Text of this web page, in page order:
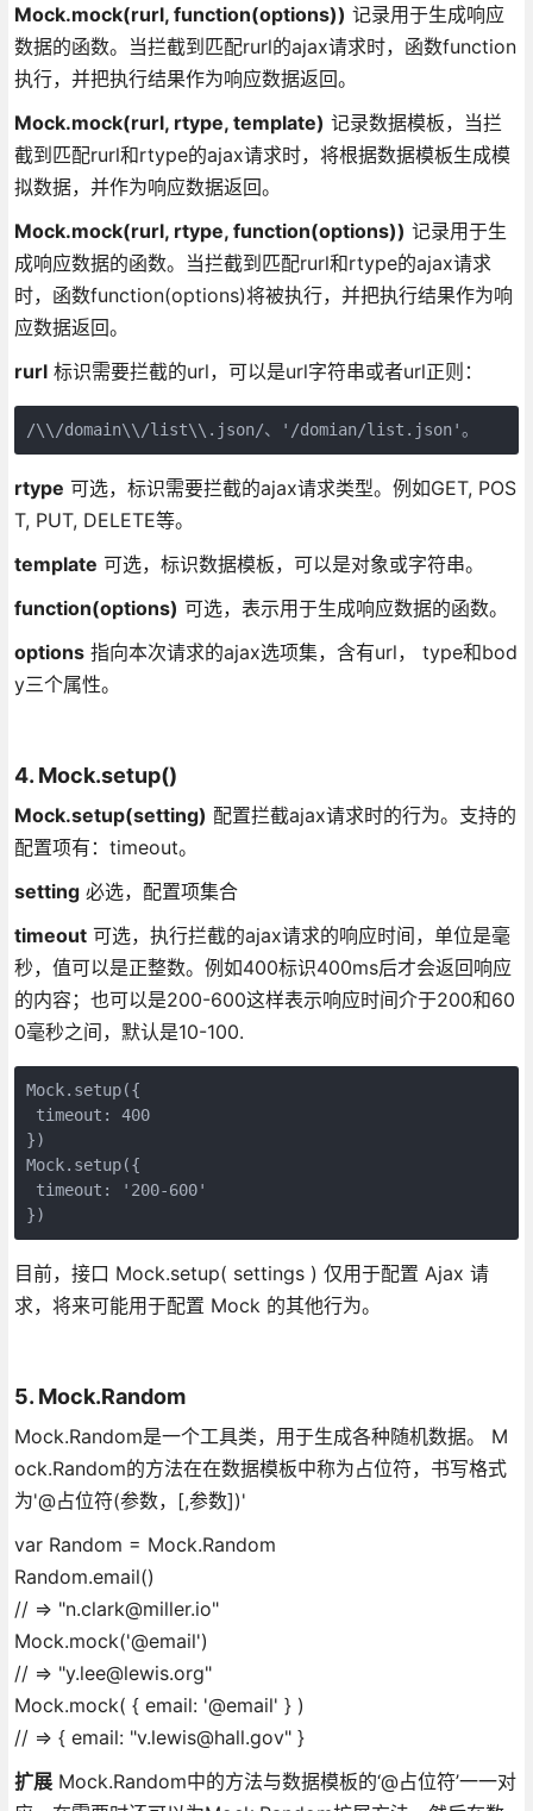
Mock.mock(rurl, function(options)) 记录用于生成响应
数据的函数。当拦截到匹配rurl的ajax请求时，函数function
执行，并把执行结果作为响应数据返回。
Mock.mock(rurl, rtype, template) 记录数据模板，当拦
截到匹配rurl和rtype的ajax请求时，将根据数据模板生成模
拟数据，并作为响应数据返回。
Mock.mock(rurl, rtype, function(options)) 记录用于生
成响应数据的函数。当拦截到匹配rurl和rtype的ajax请求
时，函数function(options)将被执行，并把执行结果作为响
应数据返回。
rurl标识需要拦截的url，可以是url字符串或者url正则：
/\\/domain\\/list\\.json/、'/domian/list.json'。
rtype 可选，标识需要拦截的ajax请求类型。例如GET, POS
T, PUT, DELETE等。
template 可选，标识数据模板，可以是对象或字符串。
function(options) 可选，表示用于生成响应数据的函数。
options指向本次请求的ajax选项集，含有url， type和bod
y三个属性。
4. Mock.setup()
Mock.setup(setting) 配置拦截ajax请求时的行为。支持的
配置项有：timeout。
setting必选，配置项集合
timeout可选，执行拦截的ajax请求的响应时间，单位是毫
秒，值可以是正整数。例如400标识400ms后才会返回响应
的内容；也可以是200-600这样表示响应时间介于200和60
0毫秒之间，默认是10-100.
Mock.setup({
timeout: 400
})
Mock.setup({
timeout: '200-600'
})
目前，接口 Mock.setup( settings ) 仅用于配置 Ajax 请
求，将来可能用于配置 Mock 的其他行为。
5. Mock.Random
Mock.Random是一个工具类，用于生成各种随机数据。 M
ock.Random的方法在在数据模板中称为占位符，书写格式
为'@占位符(参数，[,参数])'
var Random = Mock.Random
Random.email()
// => "n.clark@miller.io"
Mock.mock('@email')
// => "y.lee@lewis.org"
Mock.mock( { email: '@email' } )
// => { email: "v.lewis@hall.gov" }
扩展Mock.Random中的方法与数据模板的‘@占位符’一一对